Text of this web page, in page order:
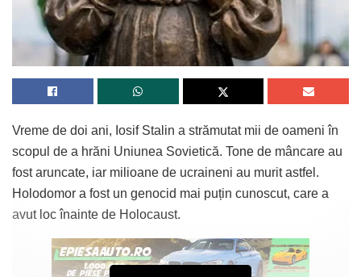
Vreme de doi ani, Iosif Stalin a strămutat mii de oameni în
scopul de a hrăni Uniunea Sovietică. Tone de mâncare au
fost aruncate, iar milioane de ucraineni au murit astfel.
Holodomor a fost un genocid mai puțin cunoscut, care a
avut loc înainte de Holocaust.